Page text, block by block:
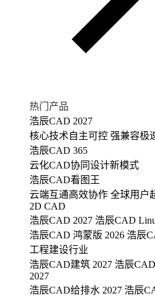
热门产品
浩辰CAD 2027
核心技术自主可控 强兼容极
浩辰CAD 365
云化CAD协同设计新模式
浩辰CAD看图王
云端互通高效协作 全球用户
2D CAD
浩辰CAD 2027 浩辰CAD
浩辰CAD 鸿蒙版 2026 浩辰
工程建设行业
浩辰CAD建筑 2027 浩辰
2027
浩辰CAD给排水 2027 浩辰